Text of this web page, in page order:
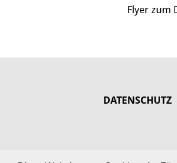
Flyer zum
DATENSCHUTZ